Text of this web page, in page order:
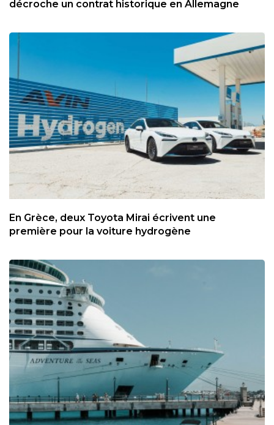
décroche un contrat historique en Allemagne
En Grèce, deux Toyota Mirai écrivent une
première pour la voiture hydrogène